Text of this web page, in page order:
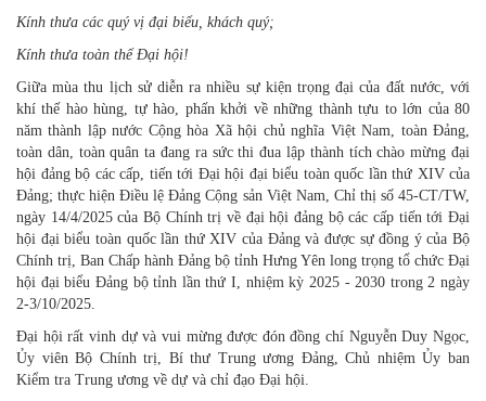
Kính thưa các quý vị đại biểu, khách quý;
Kính thưa toàn thể Đại hội!
Giữa mùa thu lịch sử diễn ra nhiều sự kiện trọng đại của đất nước, với
khí thế hào hùng, tự hào, phấn khởi về những thành tựu to lớn của 80
năm thành lập nước Cộng hòa Xã hội chủ nghĩa Việt Nam, toàn Đảng,
toàn dân, toàn quân ta đang ra sức thi đua lập thành tích chào mừng đại
hội đảng bộ các cấp, tiến tới Đại hội đại biểu toàn quốc lần thứ XIV của
Đảng; thực hiện Điều lệ Đảng Cộng sản Việt Nam, Chỉ thị số 45-CT/TW,
ngày 14/4/2025 của Bộ Chính trị về đại hội đảng bộ các cấp tiến tới Đại
hội đại biểu toàn quốc lần thứ XIV của Đảng và được sự đồng ý của Bộ
Chính trị, Ban Chấp hành Đảng bộ tỉnh Hưng Yên long trọng tổ chức Đại
hội đại biểu Đảng bộ tỉnh lần thứ I, nhiệm kỳ 2025 - 2030 trong 2 ngày
2-3/10/2025.
Đại hội rất vinh dự và vui mừng được đón đồng chí Nguyễn Duy Ngọc,
Ủy viên Bộ Chính trị, Bí thư Trung ương Đảng, Chủ nhiệm Ủy ban
Kiểm tra Trung ương về dự và chỉ đạo Đại hội.